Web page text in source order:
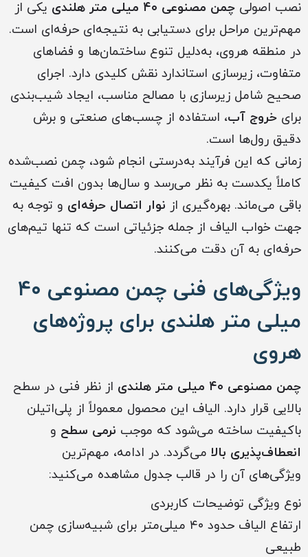
نصب اصولی چمن مصنوعی ۴۰ میلی متر هلندی
یکی از
مهم‌ترین مراحل برای دستیابی به نتیجه‌ای حرفه‌ای است.
در منطقه هروی، به‌دلیل تنوع ساختمان‌ها و فضاهای
متفاوت، زیرسازی استاندارد نقش کلیدی دارد. اجرای
صحیح شامل زیرسازی با مصالح مناسب، ایجاد شیب‌بندی
برای خروج آب، استفاده از چسب‌های صنعتی و برش
دقیق رول‌ها است.
زمانی که این فرآیند به‌درستی انجام شود، چمن نصب‌شده
کاملاً یکدست به نظر می‌رسد و سال‌ها بدون افت کیفیت
باقی می‌ماند. بهره‌گیری از نوار اتصال حرفه‌ای و توجه به
جهت خواب الیاف از جمله جزئیاتی است که تنها تیم‌های
حرفه‌ای به آن دقت می‌کنند.
ویژگی‌های فنی چمن مصنوعی ۴۰
میلی متر هلندی برای پروژه‌های
هروی
چمن مصنوعی ۴۰ میلی متر هلندی
از نظر فنی در سطح
بالایی قرار دارد. الیاف این محصول معمولاً از پلی‌اتیلن
باکیفیت ساخته می‌شود که موجب نرمی سطح و
انعطاف‌پذیری بالا می‌گردد. در ادامه، مهم‌ترین
ویژگی‌های آن را در قالب جدول مشاهده می‌کنید:
نوع ویژگی توضیحات کاربردی
ارتفاع الیاف حدود ۴۰ میلی‌متر برای شبیه‌سازی چمن
طبیعی